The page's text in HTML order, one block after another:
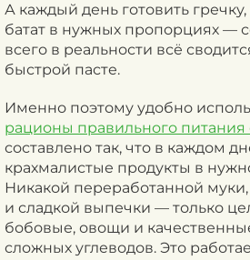
А каждый день готовить
батат в нужных пропорциях —
всего в реальности всё
быстрой пасте.
Именно поэтому удобно
рационы правильного питания
составлено так, что в каждом
крахмалистые продукты в
Никакой переработанной
и сладкой выпечки — только
бобовые, овощи и
сложных углеводов. Это